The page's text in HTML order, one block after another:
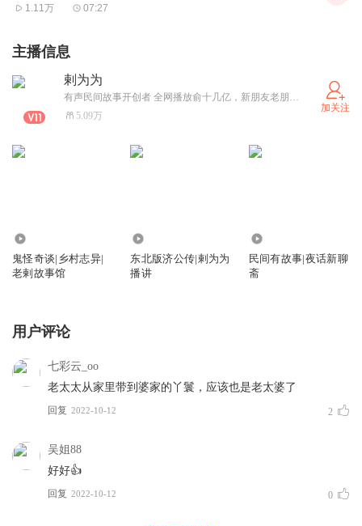
1.11万 07:27
主播信息
剌为为
有声民间故事开创者 全网播放俞十几亿，新朋友老朋友谢谢您的捧场
5.09万
加关注
鬼怪奇谈|乡村志异|
老剌故事馆
东北版济公传|剌为为
播讲
民间有故事|夜话新聊
斋
用户评论
七彩云_oo
老太太从家里带到婆家的丫鬟，应该也是老太婆了
回复 2022-10-12 2
吴姐88
好好👍
回复 2022-10-12 0